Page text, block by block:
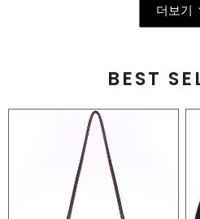
더보기
BEST